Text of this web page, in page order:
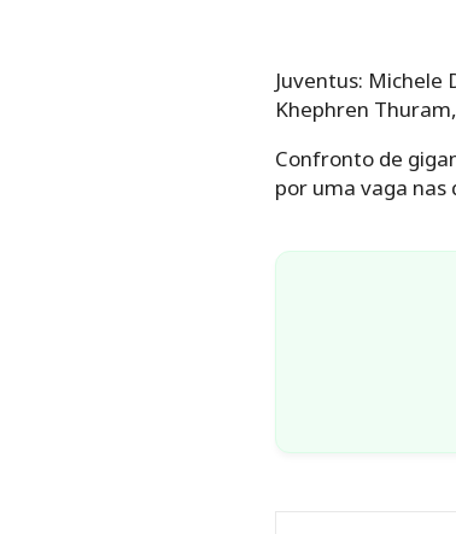
Juventus: Michele
Khephren
Confronto de
por uma vaga nas